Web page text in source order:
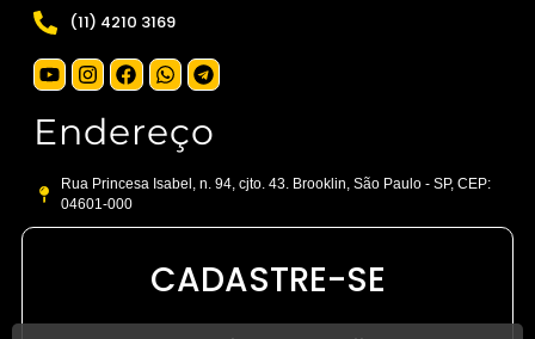
(11) 4210 3169
Endereço
Rua Princesa Isabel, n. 94, cjto. 43. Brooklin, São Paulo - SP, CEP:
04601-000
CADASTRE-SE